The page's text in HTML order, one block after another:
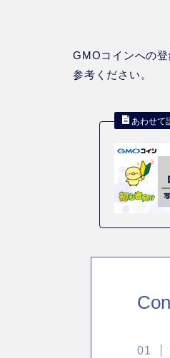
GMOコインへの
参考ください。